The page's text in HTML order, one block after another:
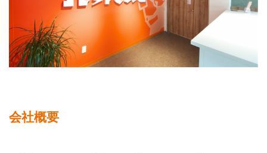
会社概要